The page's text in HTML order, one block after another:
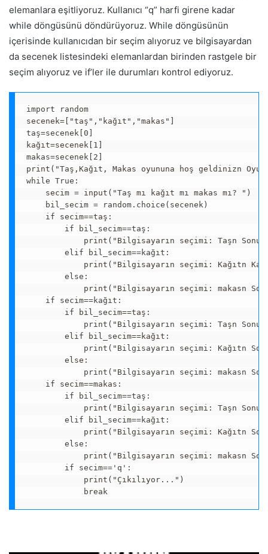
elemanlara eşitliyoruz. Kullanıcı “q” harfi girene kadar
while döngüsünü döndürüyoruz. While döngüsünün
içerisinde kullanıcıdan bir seçim alıyoruz ve bilgisayardan
da secenek listesindeki elemanlardan birinden rastgele bir
seçim alıyoruz ve if’ler ile durumları kontrol ediyoruz.
import random
secenek=["taş","kağıt","makas"]
taş=secenek[0]
kağıt=secenek[1]
makas=secenek[2]
print("Taş,Kağıt, Makas oyununa hoş geldinizn
while True:
    secim = input("Taş mı kağıt mı makas mı? ")
    bil_secim = random.choice(secenek)
    if secim==taş:
        if bil_secim==taş:
print("Bilgisayarın seçimi: Taşn
        elif bil_secim==kağıt:
print("Bilgisayarın seçimi: Kağıtn
        else:
print("Bilgisayarın seçimi: makasn
    if secim==kağıt:
        if bil_secim==taş:
print("Bilgisayarın seçimi: Taşn
        elif bil_secim==kağıt:
print("Bilgisayarın seçimi: Kağıtn
        else:
print("Bilgisayarın seçimi: makasn
    if secim==makas:
        if bil_secim==taş:
print("Bilgisayarın seçimi: Taşn
        elif bil_secim==kağıt:
print("Bilgisayarın seçimi: Kağıtn
        else:
print("Bilgisayarın seçimi: makasn
        if secim=='q':
            print("Çıkılıyor...")
            break